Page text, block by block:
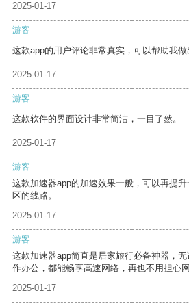
2025-01-17
游客
这款app的用户评论非常真实，可以帮助我做
2025-01-17
游客
这款软件的界面设计非常简洁，一目了然。
2025-01-17
游客
这款加速器app的加速效果一般，可以再提
区的线路。
2025-01-17
游客
这款加速器app简直是居家旅行必备神器，
作办公，都能畅享高速网络，再也不用担心网
2025-01-17